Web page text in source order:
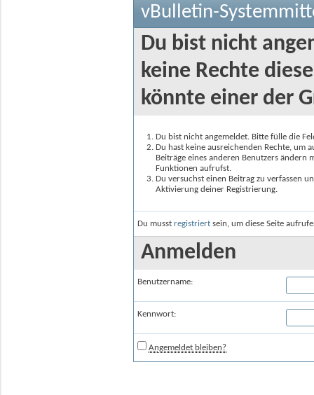
vBulletin-
Du bist nicht
keine Rechte
könnte einer der
Du bist nicht angemeldet. Bitte fülle die
Du hast keine ausreichenden Rechte, um
Beiträge eines anderen Benutzers
Funktionen aufrufst.
Du versuchst einen Beitrag zu verfassen
Aktivierung deiner Registrierung.
Du musst registriert sein, um diese Seite
Anmelden
Benutzername:
Kennwort:
Angemeldet bleiben?